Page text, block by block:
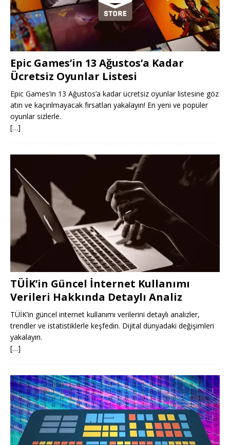
Epic Games’in 13 Ağustos’a Kadar
Ücretsiz Oyunlar Listesi
Epic Games’in 13 Ağustos’a kadar ücretsiz oyunlar listesine göz
atın ve kaçırılmayacak fırsatları yakalayın! En yeni ve popüler
oyunlar sizlerle.
[…]
TÜİK’in Güncel İnternet Kullanımı
Verileri Hakkında Detaylı Analiz
TÜİK’in güncel internet kullanımı verilerini detaylı analizler,
trendler ve istatistiklerle keşfedin. Dijital dünyadaki değişimleri
yakalayın.
[…]